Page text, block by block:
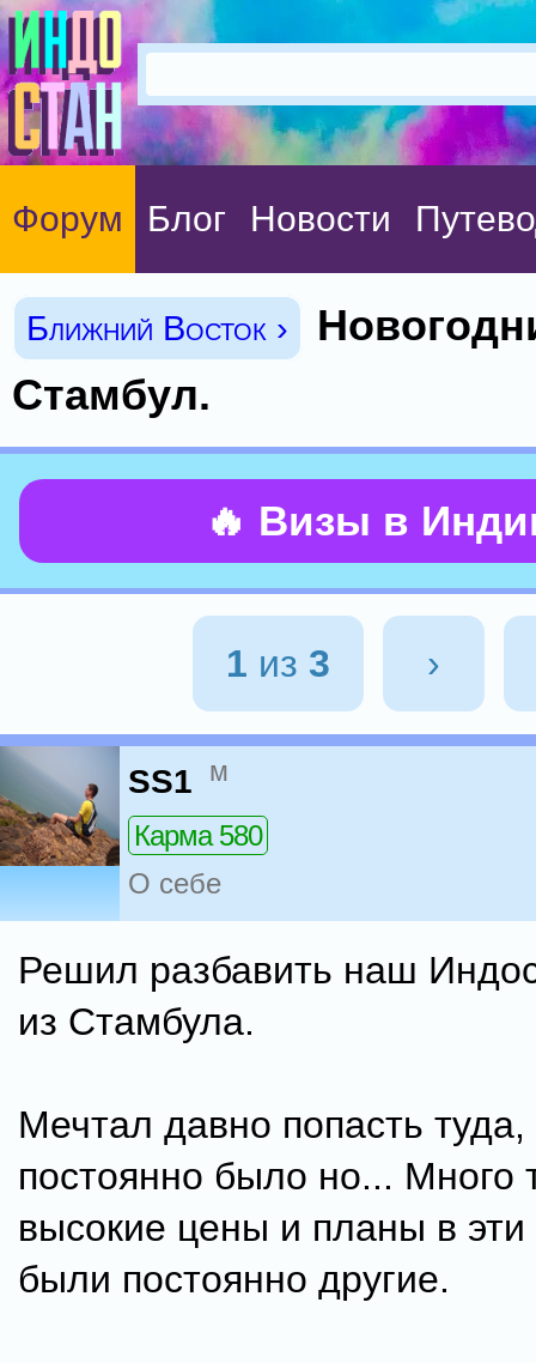
Форум Блог Новости
Ближний Восток ›
Стамбул.
🔥 Визы в
1 из 3 ›
SS1 м
Карма 580
О себе
Решил разбавить наш
из Стамбула.
Мечтал давно попасть туда,
постоянно было но... Много
высокие цены и планы в
были постоянно другие.